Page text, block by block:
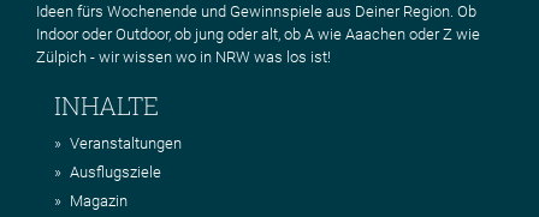
Ideen fürs Wochenende und Gewinnspiele aus Deiner Region. Ob
Indoor oder Outdoor, ob jung oder alt, ob A wie Aaachen oder Z wie
Zülpich - wir wissen wo in NRW was los ist!
INHALTE
Veranstaltungen
Ausflugsziele
Magazin